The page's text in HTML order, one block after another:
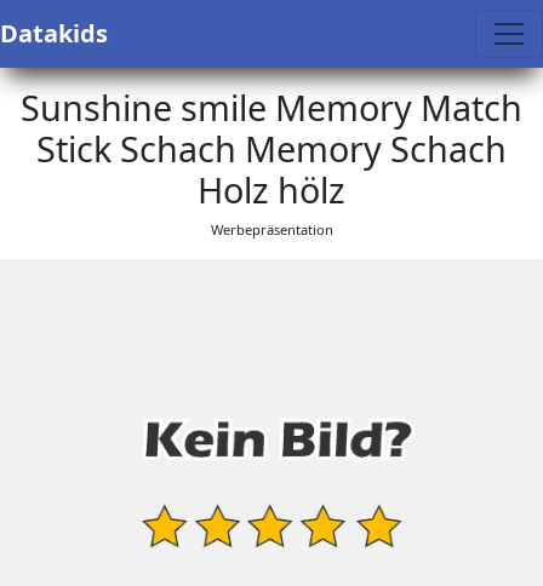
Datakids
Sunshine smile Memory Match
Stick Schach Memory Schach
Holz hölz
Werbepräsentation